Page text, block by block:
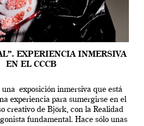
EXPERIENCIA INMERSIVA
EN EL CCCB
una exposición inmersiva que está
experiencia para sumergirse en el
creativo de Björk, con la Realidad
fundamental. Hace sólo unas